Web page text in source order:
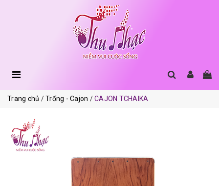
Trang chủ Trống - Cajon CAJON TCHAIKA